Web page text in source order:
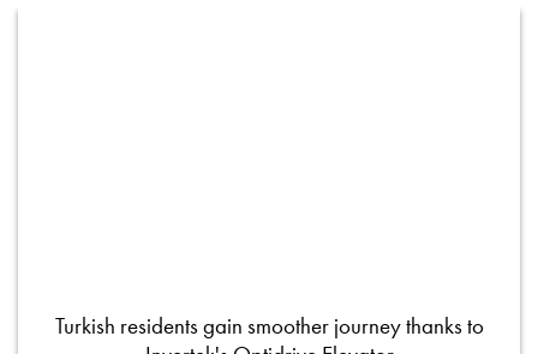
Turkish residents gain smoother journey thanks to